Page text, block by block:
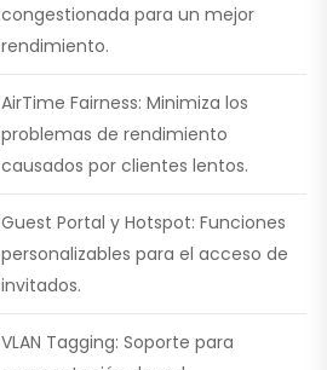
congestionada para un mejor
rendimiento.
AirTime Fairness: Minimiza los
problemas de rendimiento
causados por clientes lentos.
Guest Portal y Hotspot: Funciones
personalizables para el acceso de
invitados.
VLAN Tagging: Soporte para